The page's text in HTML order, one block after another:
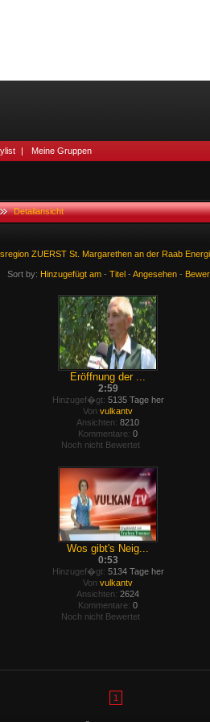
| Meine Gruppen
Detailansicht
ZUERST St. Margarethen an der Raab
Sort by: Hinzugefügt am - Titel - Angesehen -
Eröffnung der ...
2:59
Hinzugef�gt: 5135 Tage her
Von vulkantv
Ansichten: 8210
Kommentare: 0
Noch nicht Bewertet
Wos gibt's Neig...
0:53
Hinzugef�gt: 5134 Tage her
Von vulkantv
Ansichten: 2624
Kommentare: 0
Noch nicht Bewertet
1